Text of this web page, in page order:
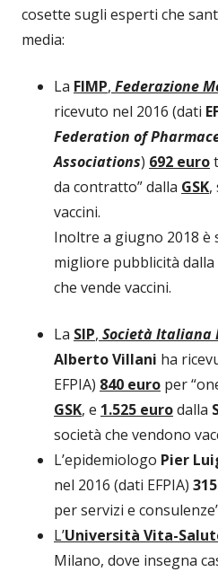
cosette sugli esperti che
media:
La FIMP, Federazione
ricevuto nel 2016 (dati
Federation of
Associations) 692 euro
da contratto” dalla GSK,
vaccini.
Inoltre a giugno 2018 è
migliore pubblicità dalla
che vende vaccini.
La SIP, Società Italiana
Alberto Villani ha
EFPIA) 840 euro per
GSK, e 1.525 eurodalla
società che vendono
L’epidemiologo Pier
nel 2016 (dati EFPIA) 315
per servizi e
L’Università Vita-
Milano, dove insegna